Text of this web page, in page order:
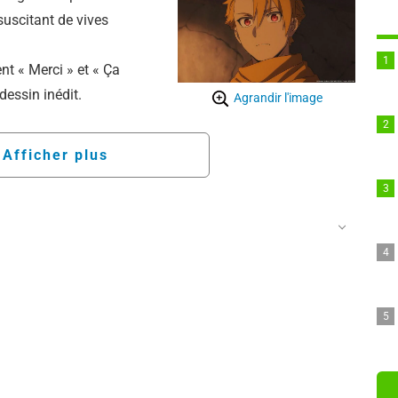
Agrandir l'image
de vives
« Merci » et « Ça
inédit.
Afficher plus